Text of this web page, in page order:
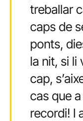
treballar
caps de
ponts,
la nit, si li
cap,
cas que a
recordi! I